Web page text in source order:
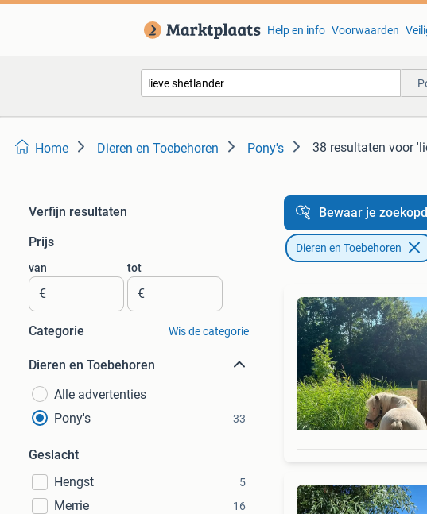
Help en info Voorwaarden
Home Dieren en Toebehoren Pony's 38 resultaten voor
Verfijn resultaten
Prijs
van
€
tot
€
Categorie Wis de categorie
Dieren en Toebehoren
Alle advertenties
Pony's
33
Geslacht
Hengst
5
Merrie 16
Bewaar je
Dieren en Toebehoren